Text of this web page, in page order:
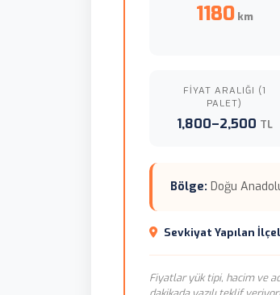
1180 km
FIYAT ARALIĞI (1
PALET)
1,800–2,500 TL
Bölge: Doğu
Sevkiyat Yapılan
Fiyatlar yük tipi, hacim ve